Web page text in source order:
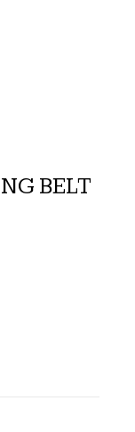
BELT